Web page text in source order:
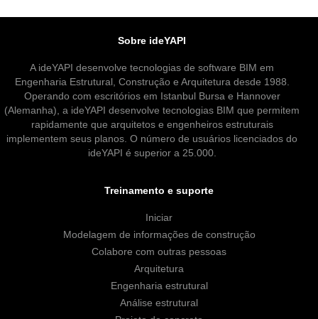
Sobre ideYAPI
A ideYAPI desenvolve tecnologias de software BIM em
Engenharia Estrutural, Construção e Arquitetura desde 1988.
Operando com escritórios em Istanbul Bursa e Hannover
(Alemanha), a ideYAPI desenvolve tecnologias BIM que permitem
rapidamente que arquitetos e engenheiros estruturais
implementem seus planos. O número de usuários licenciados do
ideYAPI é superior a 25.000.
Treinamento e suporte
Iniciar
Modelagem de informações de construção
Colabore com outras pessoas
Arquitetura
Engenharia estrutural
Análise estrutural